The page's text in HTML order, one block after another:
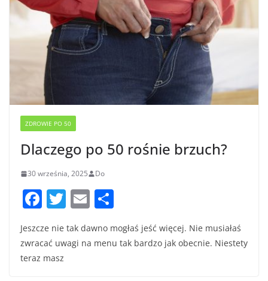
ZDROWIE PO 50
Dlaczego po 50 rośnie brzuch?
30 września, 2025 Do
F
c
e
T
w
itt
er
E
ai ar
Jeszcze nie tak dawno mogłaś jeść więcej. Nie musiałaś
zwracać uwagi na menu tak bardzo jak obecnie. Niestety
teraz masz